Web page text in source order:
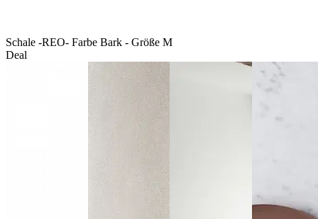
Schale -REO- Farbe Bark - Größe M
Deal